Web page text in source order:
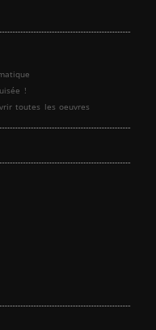
!
toutes les oeuvres